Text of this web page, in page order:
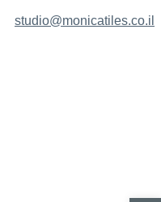
studio@monicatiles.co.il